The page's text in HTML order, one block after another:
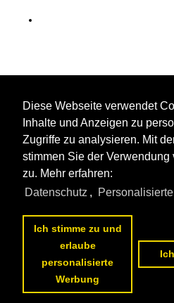
Diese Webseite verwendet
Inhalte und Anzeigen zu
Zugriffe zu analysieren. Mit
stimmen Sie der Verwendung
zu. Mehr erfahren:
Datenschutz ,
Ich stimme zu und
erlaube
personalisierte
Werbung